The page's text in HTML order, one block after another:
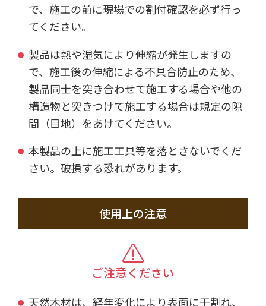
で、施工の前に現場での割付確認を必ず行っ
てください。
製品は熱や湿気により伸縮が発生しますの
で、施工後の伸縮による不具合防止のため、
製品同士を突き合わせて施工する場合や他の
構造物と突きつけて施工する場合は規定の隙
間（目地）をあけてください。
本製品の上に施工工具等を落とさないでくだ
さい。破損する恐れがあります。
使用上の注意
ご注意ください
天然木材は、経年変化により表面に干割れ、